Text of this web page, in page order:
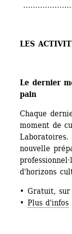
LES
Le dernier
pain
Chaque
moment de
Laboratoires.
nouvelle
d'horizons
• Gratuit,
• Plus d'infos